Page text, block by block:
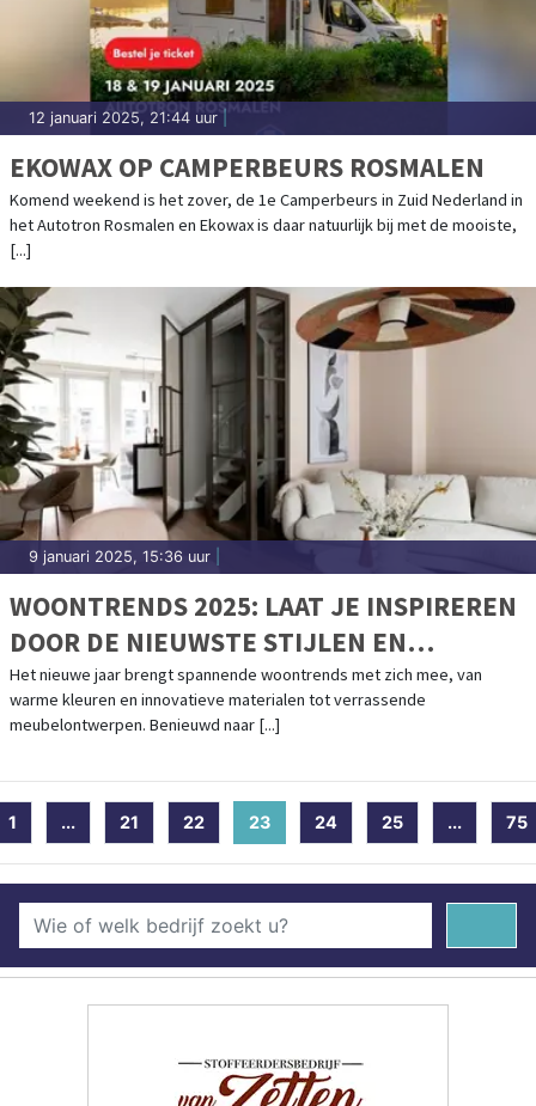
12 januari 2025, 21:44 uur
EKOWAX OP CAMPERBEURS ROSMALEN
Komend weekend is het zover, de 1e Camperbeurs in Zuid Nederland in
het Autotron Rosmalen en Ekowax is daar natuurlijk bij met de mooiste,
[...]
9 januari 2025, 15:36 uur
WOONTRENDS 2025: LAAT JE INSPIREREN
DOOR DE NIEUWSTE STIJLEN EN
KLEUREN
Het nieuwe jaar brengt spannende woontrends met zich mee, van
warme kleuren en innovatieve materialen tot verrassende
meubelontwerpen. Benieuwd naar [...]
1 ... 21 22 23 (current)
24 25 ... 75